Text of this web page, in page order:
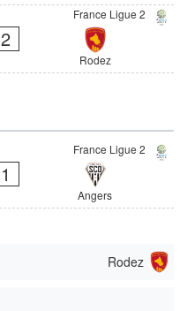
France Ligue 2
2
Rodez
France Ligue 2
1
Angers
Rodez